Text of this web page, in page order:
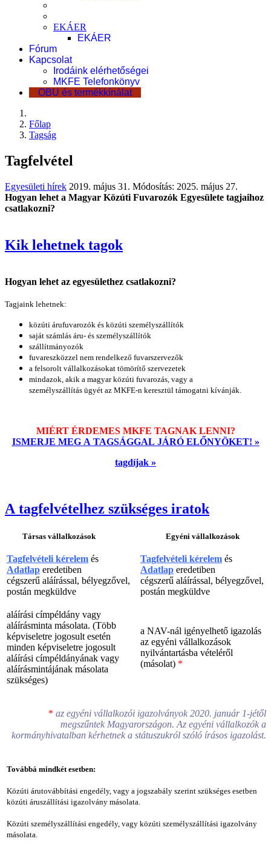
EKÁER
EKÁER
Fórum
Kapcsolat
Irodáink elérhetőségei
MKFE Telefonkönyv
OBU és termékkínálat
Főlap
Tagság
Tagfelvétel
Egyesületi hírek 2019. május 31. Módosítás: 2025. május 27.
Hogyan lehet a Magyar Közúti Fuvarozók Egyesülete tagjaihoz
csatlakozni?
Kik lehetnek tagok
Hogyan lehet az egyesülethez csatlakozni?
Tagjaink lehetnek:
közúti árufuvarozók és közúti személyszállítók
saját számlás áru- és személyszállítók
szállítmányozók
fuvareszközzel nem rendelkező fuvarszervezők
a felsorolt vállalkozásokat tömörítő szervezetek
mindazok, akik a magyar közúti fuvarozás, vagy a
személyszállítás ügyét az MKFE-n keresztül támogatni kívánják.
MIÉRT ÉRDEMES MKFE TAGNAK LENNI?
ISMERJE MEG A TAGSÁGGAL JÁRÓ ELŐNYÖKET! »
tagdíjak »
A tagfelvételhez szükséges iratok
Társas vállalkozások Egyéni vállalkozások
Tagfelvételi kérelem és
Adatlap eredetiben
cégszerű aláírással, bélyegzővel,
postán megküldve
Tagfelvételi kérelem és
Adatlap eredetiben
cégszerű aláírással, bélyegzővel,
postán megküldve
aláírási címpéldány vagy
aláírásminta másolata. (Több
képviseletre jogosult esetén
minden képviseletre jogosult
aláírási címpéldányának vagy
aláírásmintájának másolata
szükséges)
a NAV-nál igényelhető igazolás
az egyéni vállalkozások
nyilvántartásba vételéről
(másolat) *
* az egyéni vállalkozói igazolványok 2020. január 1-jétől
megszűntek Magyarországon. Az egyéni vállalkozók a
kormányhivatalban kérhetnek a státuszukról szóló írásos igazolást.
Továbbá mindkét esetben:
Közúti árutovábbítási engedély, vagy a jogszabály szerint szükséges esetben
közúti áruszállítási igazolvány másolata.
Közúti személyszállítási engedély, vagy közúti személyszállítási igazolvány
másolata.